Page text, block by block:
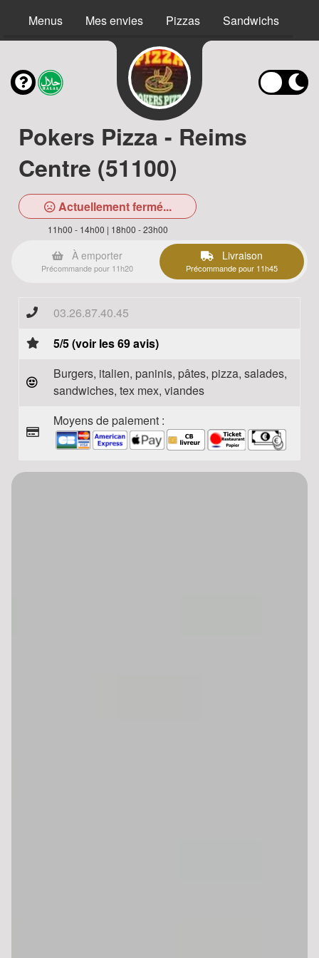
Menus Mes envies Pizzas Sandwichs
Pokers Pizza - Reims
Centre (51100)
Actuellement fermé...
11h00 - 14h00 | 18h00 - 23h00
À emporter
Précommande pour 11h20
Livraison
Précommande pour 11h45
03.26.87.40.45
5/5 (voir les 69 avis)
Burgers, italien, paninis, pâtes, pizza, salades,
sandwiches, tex mex, viandes
Moyens de paiement :